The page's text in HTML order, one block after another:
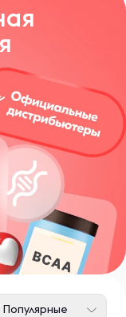
косметики.
Популярные